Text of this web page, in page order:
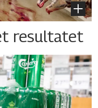
resultatet